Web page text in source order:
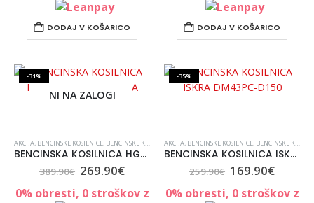
DODAJ V KOŠARICO DODAJ V KOŠARICO
-31%
NI NA ZALOGI
AKCIJA BENCINSKE KOSILNICE BENCINSKE KOSILNICE ,KOSILNICE,KOSILNICE, VRT IN ORODJE,VRT IN
BENCINSKA KOSILNICA HG51SMH-RV210 ISKRA
389.90€ 269.90€
0% obresti, 0 stroškov z
-35%
AKCIJA BENCINSKE KOSILNICE BENCINSKE KOSILNICE
BENCINSKA KOSILNICA ISKRA DM43PC-D150
259.90€ 169.90€
0% obresti, 0 stroškov z